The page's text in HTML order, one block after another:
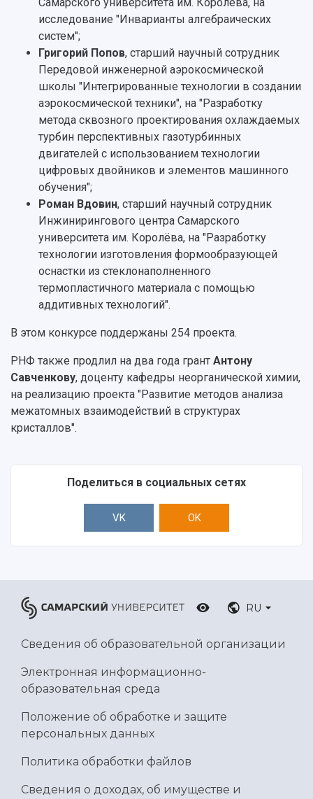
исследование "Инварианты алгебраических
систем";
Григорий Попов, старший научный сотрудник
Передовой инженерной аэрокосмической
школы "Интегрированные технологии в создании
аэрокосмической техники", на "Разработку
метода сквозного проектирования охлаждаемых
турбин перспективных газотурбинных
двигателей с использованием технологии
цифровых двойников и элементов машинного
обучения";
Роман Вдовин, старший научный сотрудник
Инжинирингового центра Самарского
университета им. Королёва, на "Разработку
технологии изготовления формообразующей
оснастки из стеклонаполненного
термопластичного материала с помощью
аддитивных технологий".
В этом конкурсе поддержаны 254 проекта.
РНФ также продлил на два года грант Антону
Савченкову, доценту кафедры неорганической химии,
на реализацию проекта "Развитие методов анализа
межатомных взаимодействий в структурах
кристаллов".
Поделиться в социальных сетях
VK OK
RU
Сведения об образовательной организации
Электронная информационно-
образовательная среда
Положение об обработке и защите
персональных данных
Политика обработки файлов
Сведения о доходах, об имуществе и